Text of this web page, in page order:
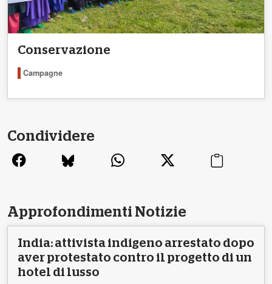
Conservazione
Campagne
Condividere
Approfondimenti Notizie
India: attivista indigeno arrestato dopo
aver protestato contro il progetto di un
hotel di lusso